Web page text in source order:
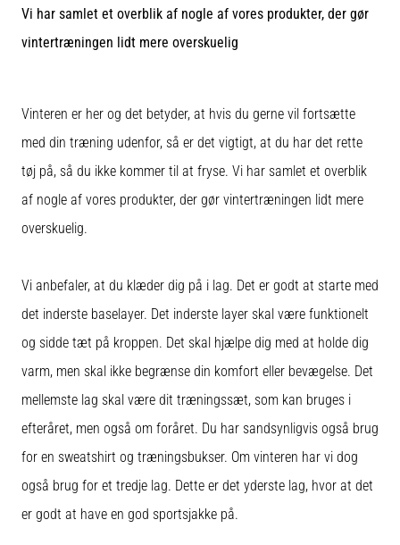
fodboldstøvler
11teamsports
1. 7. 2025
•
1 min. Læsning
for
More
Victories
Gør
til
kvindernes
2025
med
trøjer
Vi har samlet et overblik af nogle af vores produkter, der gør
vintertræningen lidt mere overskuelig
Vinteren er her og det betyder, at hvis du gerne vil fortsætte
med din træning udenfor, så er det vigtigt, at du har det rette
tøj på, så du ikke kommer til at fryse. Vi har samlet et overblik
af nogle af vores produkter, der gør vintertræningen lidt mere
overskuelig.
Vi anbefaler, at du klæder dig på i lag. Det er godt at starte med
det inderste baselayer. Det inderste layer skal være funktionelt
og sidde tæt på kroppen. Det skal hjælpe dig med at holde dig
varm, men skal ikke begrænse din komfort eller bevægelse. Det
mellemste lag skal være dit træningssæt, som kan bruges i
efteråret, men også om foråret. Du har sandsynligvis også brug
for en sweatshirt og træningsbukser. Om vinteren har vi dog
også brug for et tredje lag. Dette er det yderste lag, hvor at det
er godt at have en god sportsjakke på.